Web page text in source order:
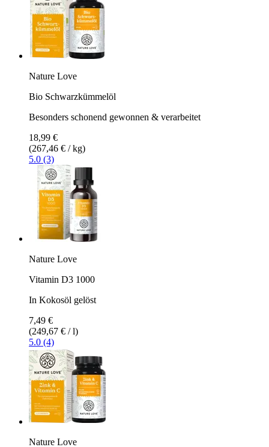
Nature Love
Bio Schwarzkümmelöl
Besonders schonend gewonnen & verarbeitet
18,99 €
(267,46 € / kg)
5.0 (3)
Nature Love
Vitamin D3 1000
In Kokosöl gelöst
7,49 €
(249,67 € / l)
5.0 (4)
Nature Love